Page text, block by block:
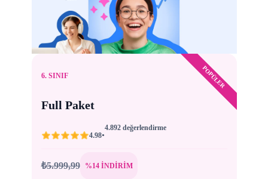
POPÜLER
6. SINIF
Full Paket
4.98•
4.892 değerlendirme
₺5.999,99 %14 İNDİRİM